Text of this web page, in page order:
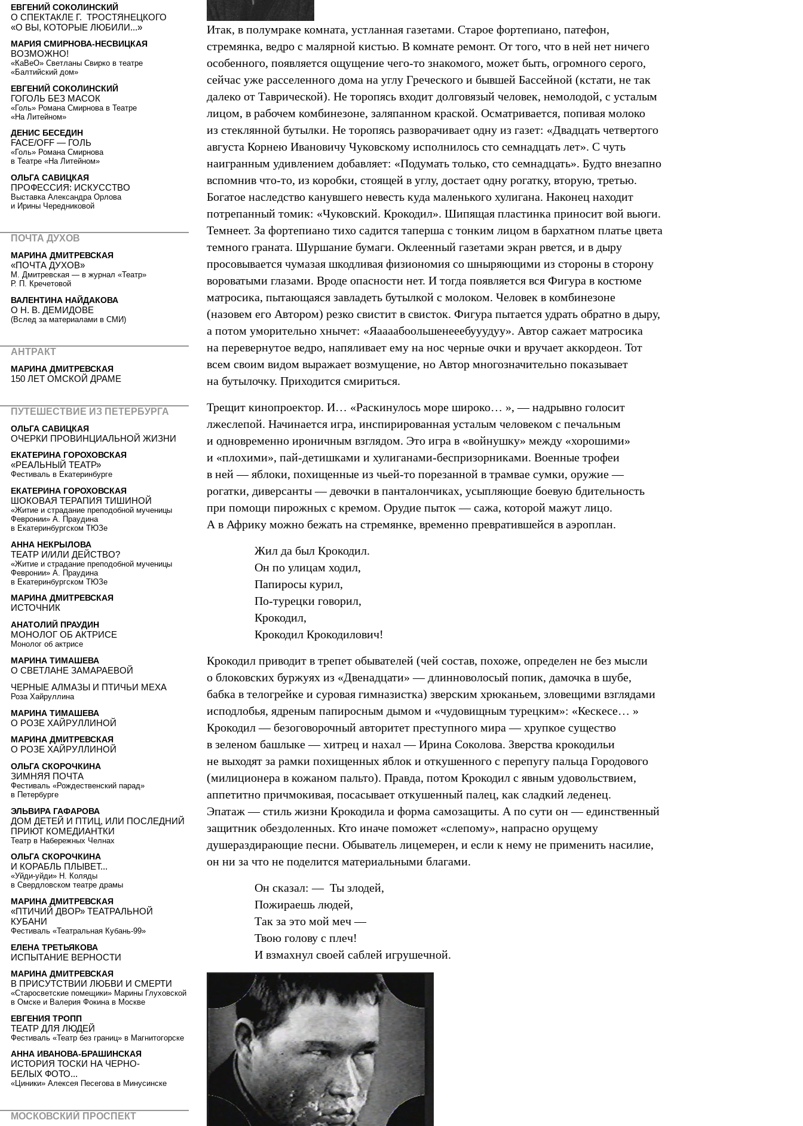
Итак, в полумраке комната, устланная газетами. Старое фортепиано, патефон,
стремянка, ведро с малярной кистью. В комнате ремонт. От того, что в ней нет ничего
особенного, появляется ощущение чего-то знакомого, может быть, огромного серого,
сейчас уже расселенного дома на углу Греческого и бывшей Бассейной (кстати, не так
далеко от Таврической). Не торопясь входит долговязый человек, немолодой, с усталым
лицом, в рабочем комбинезоне, заляпанном краской. Осматривается, попивая молоко
из стеклянной бутылки. Не торопясь разворачивает одну из газет: «Двадцать четвертого
августа Корнею Ивановичу Чуковскому исполнилось сто семнадцать лет». С чуть
наигранным удивлением добавляет: «Подумать только, сто семнадцать». Будто внезапно
вспомнив что-то, из коробки, стоящей в углу, достает одну рогатку, вторую, третью.
Богатое наследство канувшего невесть куда маленького хулигана. Наконец находит
потрепанный томик: «Чуковский. Крокодил». Шипящая пластинка приносит вой вьюги.
Темнеет. За фортепиано тихо садится таперша с тонким лицом в бархатном платье цвета
темного граната. Шуршание бумаги. Оклеенный газетами экран рвется, и в дыру
просовывается чумазая шкодливая физиономия со шныряющими из стороны в сторону
вороватыми глазами. Вроде опасности нет. И тогда появляется вся Фигура в костюме
матросика, пытающаяся завладеть бутылкой с молоком. Человек в комбинезоне
(назовем его Автором) резко свистит в свисток. Фигура пытается удрать обратно в дыру,
а потом уморительно хнычет: «Яаааабоольшенееебууудуу». Автор сажает матросика
на перевернутое ведро, напяливает ему на нос черные очки и вручает аккордеон. Тот
всем своим видом выражает возмущение, но Автор многозначительно показывает
на бутылочку. Приходится смириться.
Трещит кинопроектор. И… «Раскинулось море широко… », — надрывно голосит
лжеслепой. Начинается игра, инспирированная усталым человеком с печальным
и одновременно ироничным взглядом. Это игра в «войнушку» между «хорошими»
и «плохими», пай-детишками и хулиганами-беспризорниками. Военные трофеи
в ней — яблоки, похищенные из чьей-то порезанной в трамвае сумки, оружие —
рогатки, диверсанты — девочки в панталончиках, усыпляющие боевую бдительность
при помощи пирожных с кремом. Орудие пыток — сажа, которой мажут лицо.
А в Африку можно бежать на стремянке, временно превратившейся в аэроплан.
Жил да был Крокодил.
Он по улицам ходил,
Папиросы курил,
По-турецки говорил,
Крокодил,
Крокодил Крокодилович!
Крокодил приводит в трепет обывателей (чей состав, похоже, определен не без мысли
о блоковских буржуях из «Двенадцати» — длинноволосый попик, дамочка в шубе,
бабка в телогрейке и суровая гимназистка) зверским хрюканьем, зловещими взглядами
исподлобья, ядреным папиросным дымом и «чудовищным турецким»: «Кескесе… »
Крокодил — безоговорочный авторитет преступного мира — хрупкое существо
в зеленом башлыке — хитрец и нахал — Ирина Соколова. Зверства крокодильи
не выходят за рамки похищенных яблок и откушенного с перепугу пальца Городового
(милиционера в кожаном пальто). Правда, потом Крокодил с явным удовольствием,
аппетитно причмокивая, посасывает откушенный палец, как сладкий леденец.
Эпатаж — стиль жизни Крокодила и форма самозащиты. А по сути он — единственный
защитник обездоленных. Кто иначе поможет «слепому», напрасно орущему
душераздирающие песни. Обыватель лицемерен, и если к нему не применить насилие,
он ни за что не поделится материальными благами.
Он сказал: — Ты злодей,
Пожираешь людей,
Так за это мой меч —
Твою голову с плеч!
И взмахнул своей саблей игрушечной.
ЕВГЕНИЙ СОКОЛИНСКИЙ
О СПЕКТАКЛЕ Г. ТРОСТЯНЕЦКОГО
«О ВЫ, КОТОРЫЕ ЛЮБИЛИ...»
МАРИЯ СМИРНОВА-НЕСВИЦКАЯ
ВОЗМОЖНО!
«КаВеО» Светланы Свирко в театре
«Балтийский дом»
ЕВГЕНИЙ СОКОЛИНСКИЙ
ГОГОЛЬ БЕЗ МАСОК
«Голь» Романа Смирнова в Театре
«На Литейном»
ДЕНИС БЕСЕДИН
FACE/OFF — ГОЛЬ
«Голь» Романа Смирнова
в Театре «На Литейном»
ОЛЬГА САВИЦКАЯ
ПРОФЕССИЯ: ИСКУССТВО
Выставка Александра Орлова
и Ирины Чередниковой
ПОЧТА ДУХОВ
МАРИНА ДМИТРЕВСКАЯ
«ПОЧТА ДУХОВ»
М. Дмитревская — в журнал «Театр»
Р. П. Кречетовой
ВАЛЕНТИНА НАЙДАКОВА
О Н. В. ДЕМИДОВЕ
(Вслед за материалами в СМИ)
АНТРАКТ
МАРИНА ДМИТРЕВСКАЯ
150 ЛЕТ ОМСКОЙ ДРАМЕ
ПУТЕШЕСТВИЕ ИЗ ПЕТЕРБУРГА
ОЛЬГА САВИЦКАЯ
ОЧЕРКИ ПРОВИНЦИАЛЬНОЙ ЖИЗНИ
ЕКАТЕРИНА ГОРОХОВСКАЯ
«РЕАЛЬНЫЙ ТЕАТР»
Фестиваль в Екатеринбурге
ЕКАТЕРИНА ГОРОХОВСКАЯ
ШОКОВАЯ ТЕРАПИЯ ТИШИНОЙ
«Житие и страдание преподобной мученицы
Февронии» А. Праудина
в Екатеринбургском ТЮЗе
АННА НЕКРЫЛОВА
ТЕАТР И/ИЛИ ДЕЙСТВО?
«Житие и страдание преподобной мученицы
Февронии» А. Праудина
в Екатеринбургском ТЮЗе
МАРИНА ДМИТРЕВСКАЯ
ИСТОЧНИК
АНАТОЛИЙ ПРАУДИН
МОНОЛОГ ОБ АКТРИСЕ
Монолог об актрисе
МАРИНА ТИМАШЕВА
О СВЕТЛАНЕ ЗАМАРАЕВОЙ
ЧЕРНЫЕ АЛМАЗЫ И ПТИЧЬИ МЕХА
Роза Хайруллина
МАРИНА ТИМАШЕВА
О РОЗЕ ХАЙРУЛЛИНОЙ
МАРИНА ДМИТРЕВСКАЯ
О РОЗЕ ХАЙРУЛЛИНОЙ
ОЛЬГА СКОРОЧКИНА
ЗИМНЯЯ ПОЧТА
Фестиваль «Рождественский парад»
в Петербурге
ЭЛЬВИРА ГАФАРОВА
ДОМ ДЕТЕЙ И ПТИЦ, ИЛИ ПОСЛЕДНИЙ
ПРИЮТ КОМЕДИАНТКИ
Театр в Набережных Челнах
ОЛЬГА СКОРОЧКИНА
И КОРАБЛЬ ПЛЫВЕТ...
«Уйди-уйди» Н. Коляды
в Свердловском театре драмы
МАРИНА ДМИТРЕВСКАЯ
«ПТИЧИЙ ДВОР» ТЕАТРАЛЬНОЙ
КУБАНИ
Фестиваль «Театральная Кубань-99»
ЕЛЕНА ТРЕТЬЯКОВА
ИСПЫТАНИЕ ВЕРНОСТИ
МАРИНА ДМИТРЕВСКАЯ
В ПРИСУТСТВИИ ЛЮБВИ И СМЕРТИ
«Старосветские помещики» Марины Глуховской
в Омске и Валерия Фокина в Москве
ЕВГЕНИЯ ТРОПП
ТЕАТР ДЛЯ ЛЮДЕЙ
Фестиваль «Театр без границ» в Магнитогорске
АННА ИВАНОВА-БРАШИНСКАЯ
ИСТОРИЯ ТОСКИ НА ЧЕРНО-
БЕЛЫХ ФОТО...
«Циники» Алексея Песегова в Минусинске
МОСКОВСКИЙ ПРОСПЕКТ